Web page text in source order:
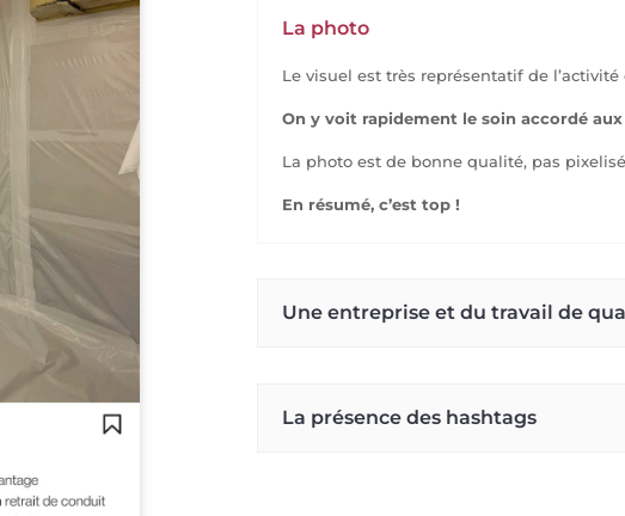
La photo
Le visuel est très représentatif de
On y voit rapidement le soin accordé
La photo est de bonne qualité, pas
En résumé, c’est top !
Une entreprise et du travail de
La présence des hashtags